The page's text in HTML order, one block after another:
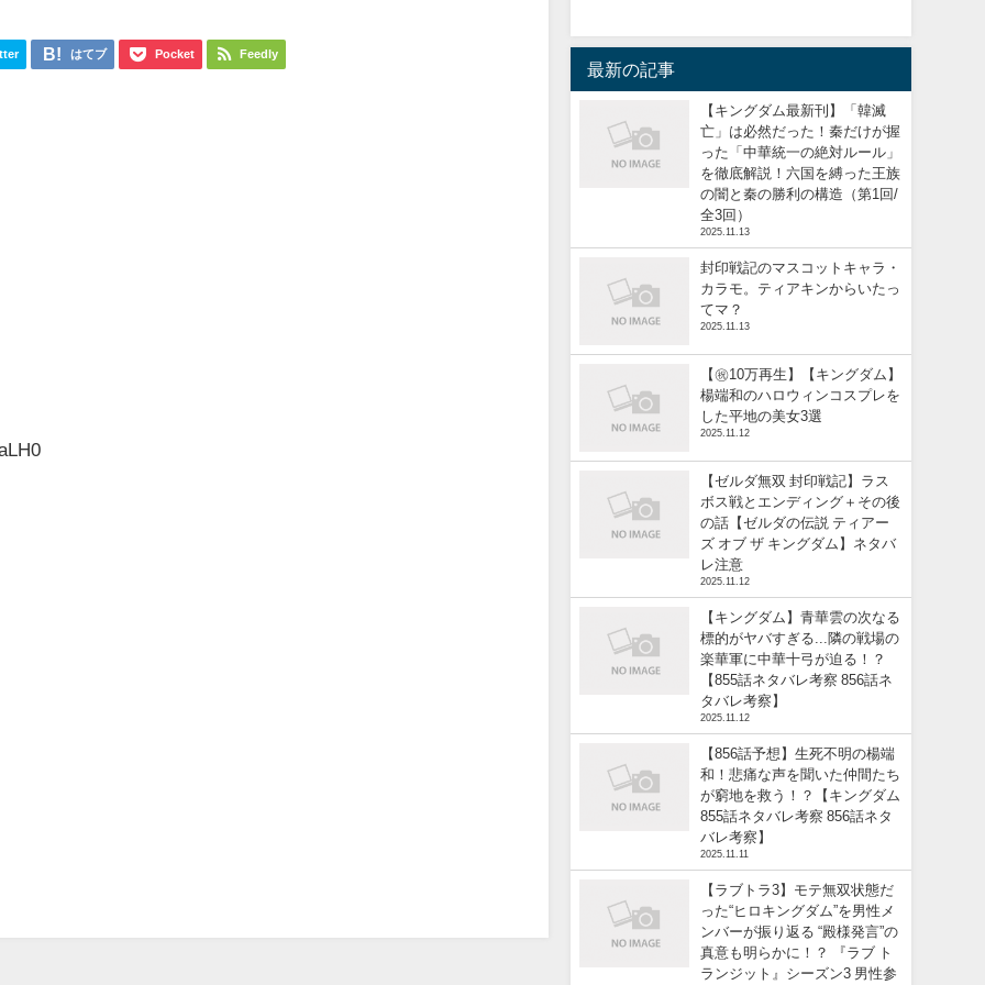
はてブ Pocket Feedly
最新の記事
【キングダム最新刊】「韓滅
亡」は必然だった！秦だけが握
った「中華統一の絶対ルール」
を徹底解説！六国を縛った王族
の闇と秦の勝利の構造（第1回/
全3回）
2025.11.13
封印戦記のマスコットキャラ・
カラモ。ティアキンからいたっ
てマ？
2025.11.13
【㊗️10万再生】【キングダム】
楊端和のハロウィンコスプレを
した平地の美女3選
2025.11.12
【ゼルダ無双 封印戦記】ラス
ボス戦とエンディング＋その後
の話【ゼルダの伝説 ティアー
ズ オブ ザ キングダム】ネタバ
レ注意
2025.11.12
【キングダム】青華雲の次なる
標的がヤバすぎる...隣の戦場の
楽華軍に中華十弓が迫る！？
【855話ネタバレ考察 856話ネ
タバレ考察】
2025.11.12
【856話予想】生死不明の楊端
和！悲痛な声を聞いた仲間たち
が窮地を救う！？【キングダム
855話ネタバレ考察 856話ネタ
バレ考察】
2025.11.11
【ラブトラ3】モテ無双状態だ
った“ヒロキングダム”を男性メ
ンバーが振り返る “殿様発言”の
真意も明らかに！？ 『ラブ ト
ランジット』シーズン3 男性参